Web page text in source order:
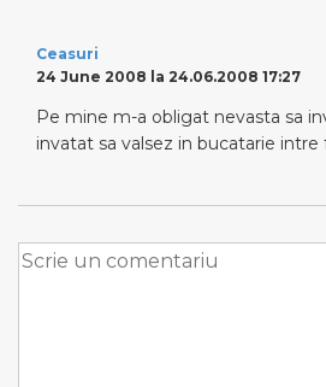
Ceasuri
24 June 2008 la 24.06.2008 17:27
Pe mine m-a obligat nevasta sa
invatat sa valsez in bucatarie intre